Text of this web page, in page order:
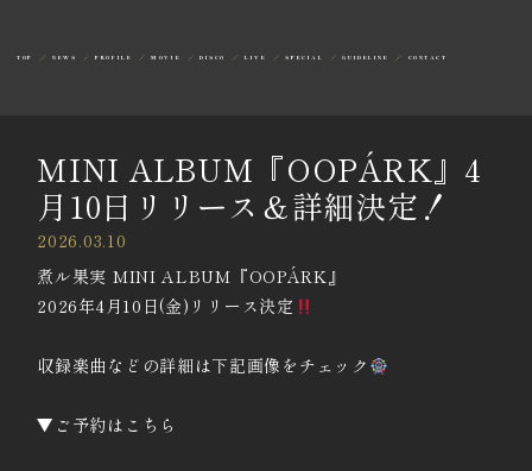
TOP NEWS PROFILE MOVIE DISCO LIVE SPECIAL GUIDELINE CONTACT
MINI ALBUM『OOPÁRK』4
月10日リリース＆詳細決定！
2026.03.10
煮ル果実 MINI ALBUM『OOPÁRK』
2026年4月10日(金)リリース決定
収録楽曲などの詳細は下記画像をチェック
▼ご予約はこちら